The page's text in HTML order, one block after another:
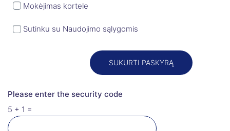
Mokėjimas kortele
Sutinku su Naudojimo sąlygomis
Please enter the security code
5 + 1 =